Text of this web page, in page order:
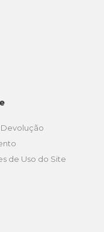
de Uso do Site